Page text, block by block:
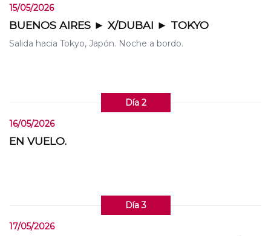
15/05/2026
BUENOS AIRES ► X/DUBAI ► TOKYO
Salida hacia Tokyo, Japón. Noche a bordo.
Día 2
16/05/2026
EN VUELO.
Día 3
17/05/2026